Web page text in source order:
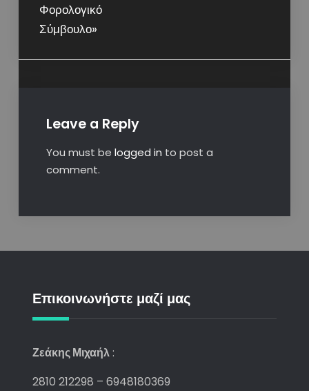
Φορολογικό
Σύμβουλο»
Leave a Reply
You must be logged in to post a
comment.
Επικοινωνήστε μαζί μας
Ζεάκης Μιχαήλ:
2810 212298 – 6948180369